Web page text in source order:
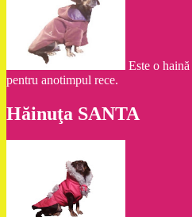
Este o
pentru anotimpul rece.
Hăinuţa SANTA